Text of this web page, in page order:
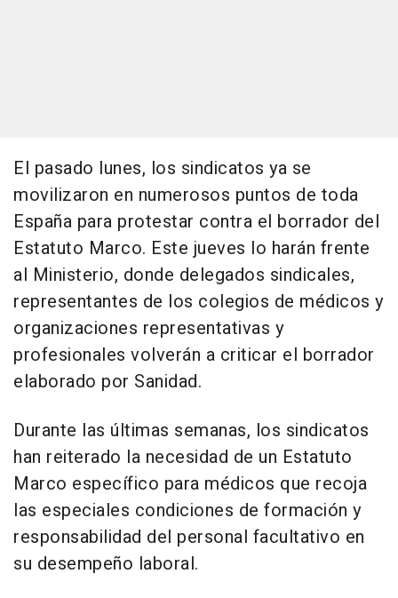
El pasado lunes, los sindicatos ya se
movilizaron en numerosos puntos de toda
España para protestar contra el borrador del
Estatuto Marco. Este jueves lo harán frente
al Ministerio, donde delegados sindicales,
representantes de los colegios de médicos y
organizaciones representativas y
profesionales volverán a criticar el borrador
elaborado por Sanidad.
Durante las últimas semanas, los sindicatos
han reiterado la necesidad de un Estatuto
Marco específico para médicos que recoja
las especiales condiciones de formación y
responsabilidad del personal facultativo en
su desempeño laboral.